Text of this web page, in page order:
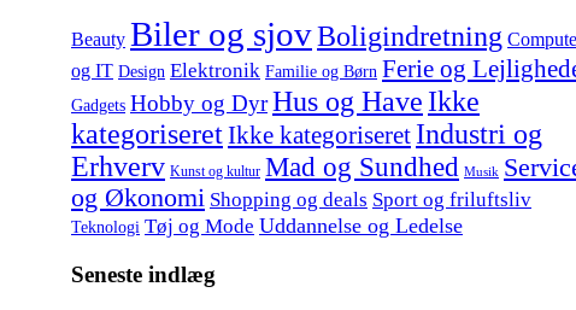
Beauty Biler og sjovBoligindretning
og IT Design Elektronik Familie og Børn Ferie og
Gadgets Hobby og DyrHus og Have Ikke
kategoriseretIkke kategoriseret Industri og
Erhverv Kunst og kultur Mad og Sundhed Musik
og Økonomi Shopping og deals Sport og friluftsliv
Teknologi Tøj og Mode Uddannelse og Ledelse
Seneste indlæg